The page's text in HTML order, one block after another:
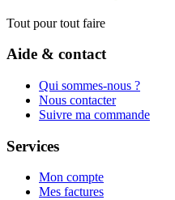
Tout pour tout faire
Aide & contact
Qui sommes-nous ?
Nous contacter
Suivre ma commande
Services
Mon compte
Mes factures